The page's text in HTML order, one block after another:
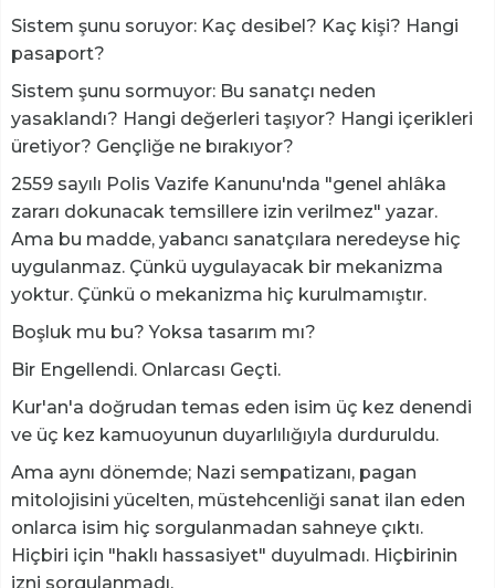
Sistem şunu soruyor: Kaç desibel? Kaç kişi? Hangi
pasaport?
Sistem şunu sormuyor: Bu sanatçı neden
yasaklandı? Hangi değerleri taşıyor? Hangi içerikleri
üretiyor? Gençliğe ne bırakıyor?
2559 sayılı Polis Vazife Kanunu'nda "genel ahlâka
zararı dokunacak temsillere izin verilmez" yazar.
Ama bu madde, yabancı sanatçılara neredeyse hiç
uygulanmaz. Çünkü uygulayacak bir mekanizma
yoktur. Çünkü o mekanizma hiç kurulmamıştır.
Boşluk mu bu? Yoksa tasarım mı?
Bir Engellendi. Onlarcası Geçti.
Kur'an'a doğrudan temas eden isim üç kez denendi
ve üç kez kamuoyunun duyarlılığıyla durduruldu.
Ama aynı dönemde; Nazi sempatizanı, pagan
mitolojisini yücelten, müstehcenliği sanat ilan eden
onlarca isim hiç sorgulanmadan sahneye çıktı.
Hiçbiri için "haklı hassasiyet" duyulmadı. Hiçbirinin
izni sorgulanmadı.